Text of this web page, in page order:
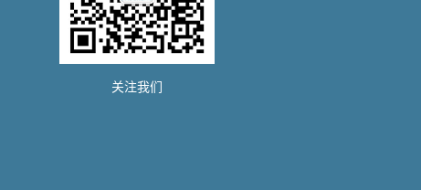
关注我们